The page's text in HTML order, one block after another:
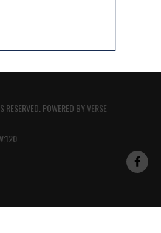
POWERED BYVERSE